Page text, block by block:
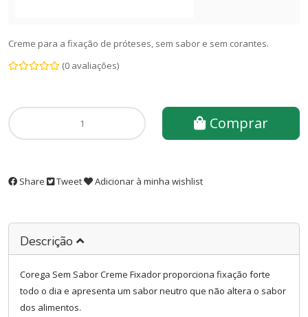
Creme para a fixação de próteses, sem sabor e sem corantes.
(0 avaliações)
Comprar
Share Tweet Adicionar à minha wishlist
Descrição
Corega Sem Sabor Creme Fixador proporciona fixação forte
todo o dia e apresenta um sabor neutro que não altera o sabor
dos alimentos.